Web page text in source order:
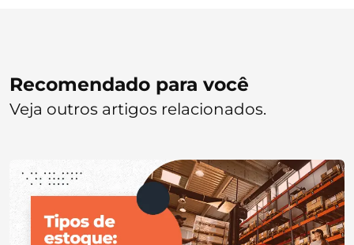
Recomendado para você
Veja outros artigos relacionados.